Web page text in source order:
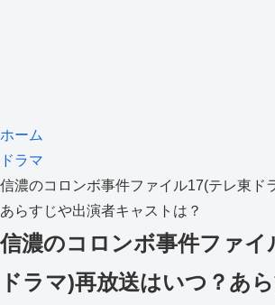
ホーム
ドラマ
信濃のコロンボ事件ファイル17(テレ東ド
あらすじや出演者キャストは？
信濃のコロンボ事件ファイ
ドラマ)再放送はいつ？あ